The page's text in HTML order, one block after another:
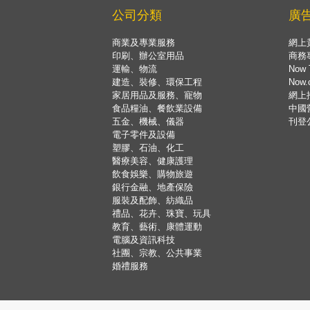
公司分類
商業及專業服務
印刷、辦公室用品
運輸、物流
建造、裝修、環保工程
家居用品及服務、寵物
食品糧油、餐飲業設備
五金、機械、儀器
電子零件及設備
塑膠、石油、化工
醫療美容、健康護理
飲食娛樂、購物旅遊
銀行金融、地產保險
服裝及配飾、紡織品
禮品、花卉、珠寶、玩具
教育、藝術、康體運動
電腦及資訊科技
社團、宗教、公共事業
婚禮服務
廣
網上
商務
Now
網上
中國
刊登